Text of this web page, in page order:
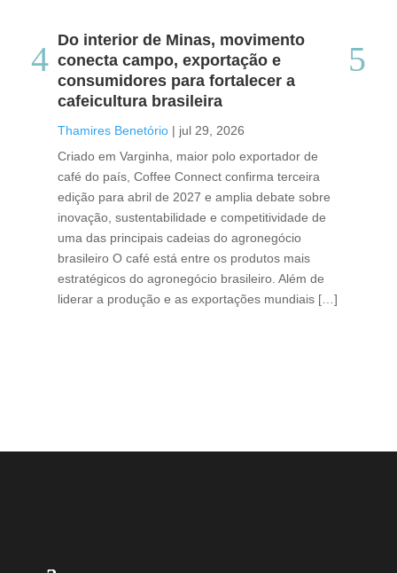
Do interior de Minas, movimento
conecta campo, exportação e
consumidores para fortalecer a
cafeicultura brasileira
Thamires Benetório | jul 29, 2026
Criado em Varginha, maior polo exportador de
café do país, Coffee Connect confirma terceira
edição para abril de 2027 e amplia debate sobre
inovação, sustentabilidade e competitividade de
uma das principais cadeias do agronegócio
brasileiro O café está entre os produtos mais
estratégicos do agronegócio brasileiro. Além de
liderar a produção e as exportações mundiais […]